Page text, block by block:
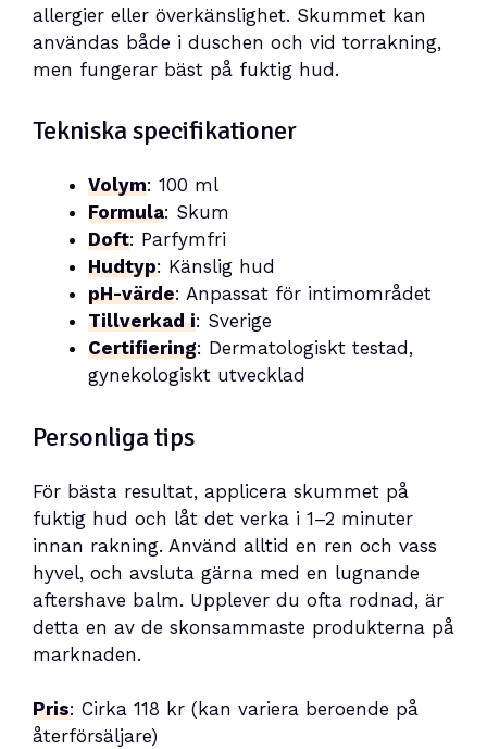
allergier eller överkänslighet. Skummet kan
användas både i duschen och vid torrakning,
men fungerar bäst på fuktig hud.
Tekniska specifikationer
Volym: 100 ml
Formula: Skum
Doft: Parfymfri
Hudtyp: Känslig hud
pH-värde: Anpassat för intimområdet
Tillverkad i: Sverige
Certifiering: Dermatologiskt testad,
gynekologiskt utvecklad
Personliga tips
För bästa resultat, applicera skummet på
fuktig hud och låt det verka i 1–2 minuter
innan rakning. Använd alltid en ren och vass
hyvel, och avsluta gärna med en lugnande
aftershave balm. Upplever du ofta rodnad, är
detta en av de skonsammaste produkterna på
marknaden.
Pris: Cirka 118 kr (kan variera beroende på
återförsäljare)